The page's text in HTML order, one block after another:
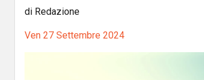
di Redazione
Ven 27 Settembre 2024